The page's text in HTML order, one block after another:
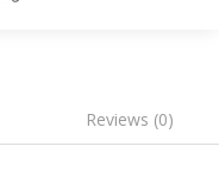
Reviews (0)